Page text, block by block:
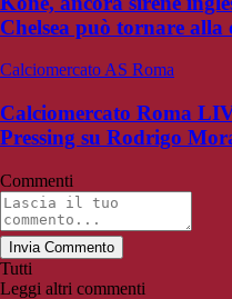
Chelsea può tornare alla
Calciomercato AS Roma
Calciomercato Roma
Pressing su Rodrigo
Commenti
Invia Commento
Tutti
Leggi altri commenti